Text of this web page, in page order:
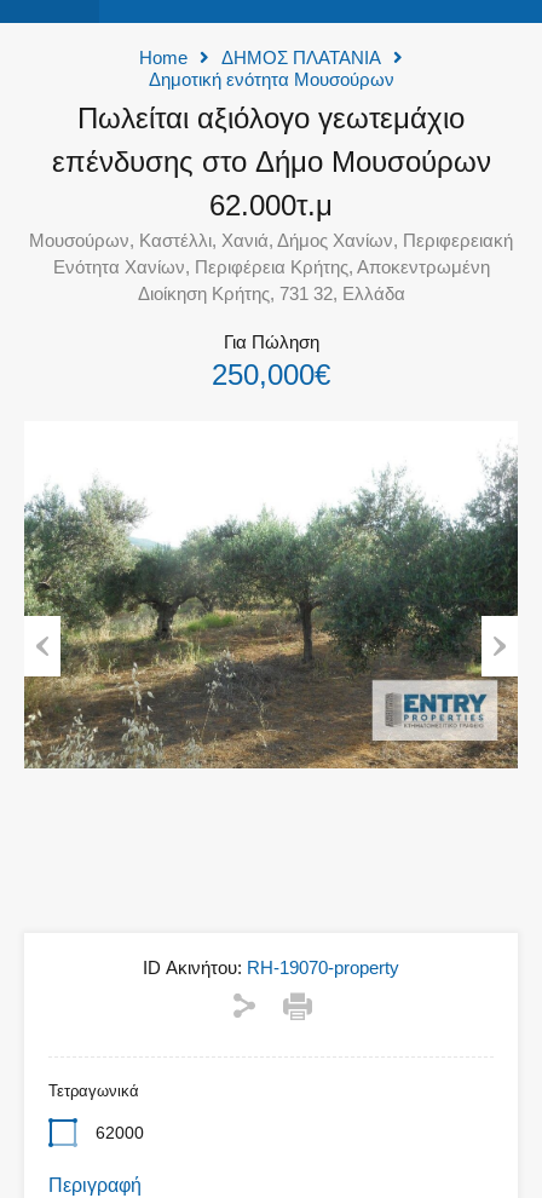
Home
ΔΗΜΟΣ ΠΛΑΤΑΝΙΑ
Δημοτική ενότητα Μουσούρων
Πωλείται αξιόλογο γεωτεμάχιο
επένδυσης στo Δήμο Μουσούρων
62.000τ.μ
Μουσούρων, Καστέλλι, Χανιά, Δήμος Χανίων, Περιφερειακή
Ενότητα Χανίων, Περιφέρεια Κρήτης, Αποκεντρωμένη
Διοίκηση Κρήτης, 731 32, Ελλάδα
Για Πώληση
250,000€
Previous Next
ID Ακινήτου: RH-19070-property
Τετραγωνικά
62000
Περιγραφή